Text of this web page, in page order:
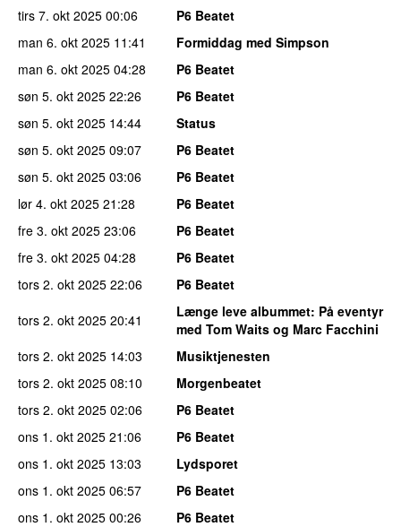
tirs 7. okt 2025 00:06
P6 Beatet
man 6. okt 2025 11:41
Formiddag med Simpson
man 6. okt 2025 04:28
P6 Beatet
søn 5. okt 2025 22:26
P6 Beatet
søn 5. okt 2025 14:44
Status
søn 5. okt 2025 09:07
P6 Beatet
søn 5. okt 2025 03:06
P6 Beatet
lør 4. okt 2025 21:28
P6 Beatet
fre 3. okt 2025 23:06
P6 Beatet
fre 3. okt 2025 04:28
P6 Beatet
tors 2. okt 2025 22:06
P6 Beatet
tors 2. okt 2025 20:41 Længe leve albummet: På eventyr
med Tom Waits og Marc Facchini
tors 2. okt 2025 14:03
Musiktjenesten
tors 2. okt 2025 08:10
Morgenbeatet
tors 2. okt 2025 02:06
P6 Beatet
ons 1. okt 2025 21:06
P6 Beatet
ons 1. okt 2025 13:03
Lydsporet
ons 1. okt 2025 06:57
P6 Beatet
ons 1. okt 2025 00:26
P6 Beatet